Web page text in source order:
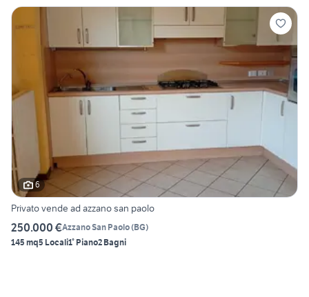
6
Privato vende ad azzano san paolo
250.000 €Azzano San Paolo(BG)
145 mq5 Locali1° Piano2 Bagni